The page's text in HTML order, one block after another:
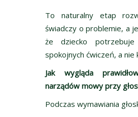
To naturalny etap
świadczy o problemie, a
że dziecko
spokojnych ćwiczeń, a nie
Jak wygląda
narządów mowy przy
Podczas wymawiania